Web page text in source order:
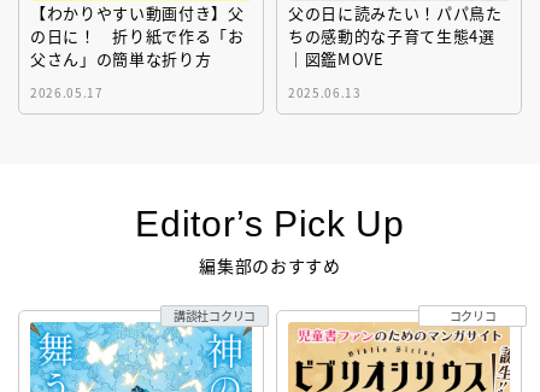
【わかりやすい動画付き】父
の日に！ 折り紙で作る「お
父さん」の簡単な折り方
2026.05.17
父の日に読みたい！パパ鳥た
ちの感動的な子育て生態4選
｜図鑑MOVE
2025.06.13
Editor’s Pick Up
編集部のおすすめ
講談社コクリコ コクリコ